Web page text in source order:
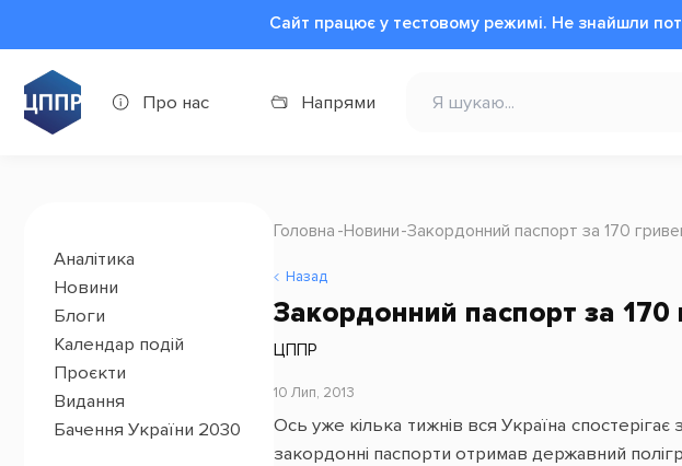
Сайт працює у тестовому режимі. Не знайшли
Про нас Напрями
Аналітика
Новини
Блоги
Календар подій
Проєкти
Видання
Бачення України 2030
Головна Новини Закордонний паспорт за 170
Назад
Закордонний паспорт за 170
ЦППР
10 Лип, 2013
Ось уже кілька тижнів вся Україна
закордонні паспорти отримав державний